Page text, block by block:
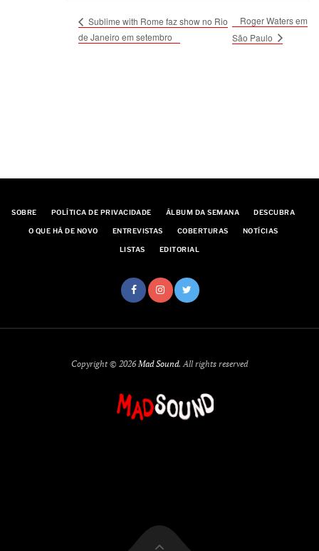
Sublime with Rome faz show no Rio
de Janeiro em setembro
Roger Waters em
São Paulo
SOBRE POLÍTICA DE PRIVACIDADE ÁLBUM DA SEMANA DESCUBRA
O QUE HÁ DE NOVO ENTREVISTAS COBERTURAS NOTÍCIAS
LISTAS EDITORIAL
Copyright © 2026Mad Sound. All rights reserved